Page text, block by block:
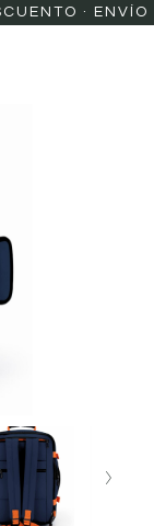
· ENVÍO